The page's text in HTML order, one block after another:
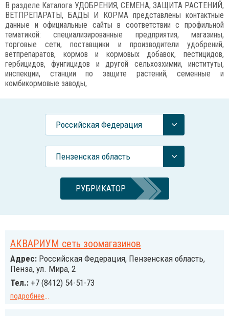
В разделе Каталога УДОБРЕНИЯ, СЕМЕНА, ЗАЩИТА РАСТЕНИЙ,
ВЕТПРЕПАРАТЫ, БАДЫ И КОРМА представлены контактные
данные и официальные сайты в соответствии с профильной
тематикой: специализированные предприятия, магазины,
торговые сети, поставщики и производители удобрений,
ветпрепаратов, кормов и кормовых добавок, пестицидов,
гербицидов, фунгицидов и другой сельхозхимии, институты,
инспекции, станции по защите растений, семенные и
комбикормовые заводы,
Российcкая Федерация
Пензенская область
РУБРИКАТОР
АКВАРИУМ сеть зоомагазинов
Адрес: Российcкая Федерация, Пензенская область,
Пенза, ул. Мира, 2
Тел.: +7 (8412) 54-51-73
подробнее...